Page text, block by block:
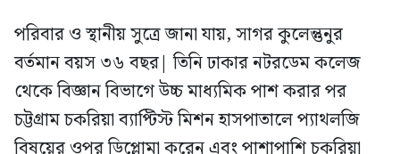
পরিবার ও স্থানীয় সুত্রে জানা যায়, সাগর কুলেন্তুনুর
বর্তমান বয়স ৩৬ বছর| তিনি ঢাকার নটরডেম কলেজ
থেকে বিজ্ঞান বিভাগে উচ্চ মাধ্যমিক পাশ করার পর
চট্টগ্রাম চকরিয়া ব্যাপ্টিস্ট মিশন হাসপাতালে প্যাথলজি